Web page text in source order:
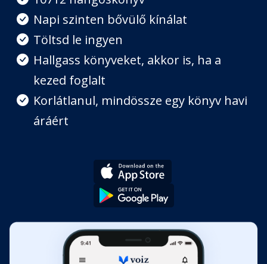
Az éj hangjai
Fejezet hossza: 00:22:01
A szigetlakók története
Fejezet hossza: 00:33:09
Az élő alabástrom
Fejezet hossza: 00:05:59
A hajóstemetés
Fejezet hossza: 00:09:33
Napi szinten bővülő kínálat
Töltsd le ingyen
Hallgass könyveket, akkor is, ha a
kezed foglalt
Korlátlanul, mindössze egy könyv havi
áráért